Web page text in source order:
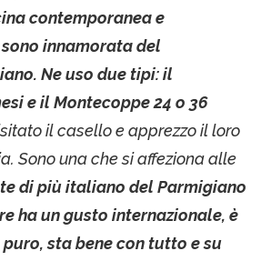
contemporanea e
innamorata del
Ne uso due tipi: il
e il Montecoppe 24 o 36
il casello e apprezzo il loro
Sono una che si affeziona alle
di più italiano del Parmigiano
ha un gusto internazionale, è
sta bene con tutto e su